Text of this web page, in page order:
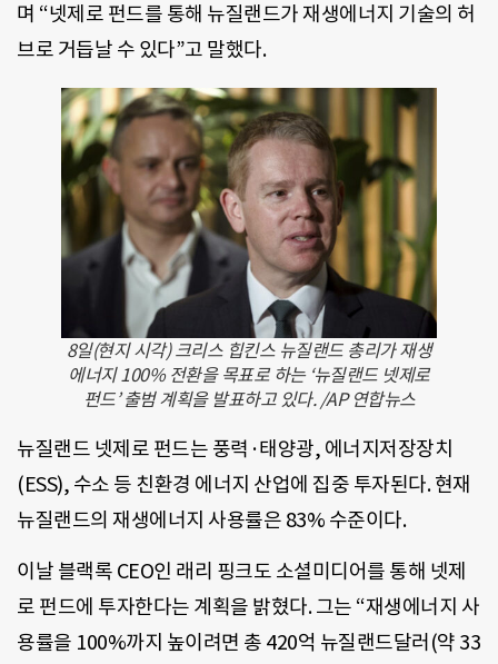
며 “넷제로 펀드를 통해 뉴질랜드가 재생에너지 기술의 허
브로 거듭날 수 있다”고 말했다.
8일(현지 시각) 크리스 힙킨스 뉴질랜드 총리가 재생
에너지 100% 전환을 목표로 하는 ‘뉴질랜드 넷제로
펀드’ 출범 계획을 발표하고 있다. /AP 연합뉴스
뉴질랜드 넷제로 펀드는 풍력·태양광, 에너지저장장치
(ESS), 수소 등 친환경 에너지 산업에 집중 투자된다. 현재
뉴질랜드의 재생에너지 사용률은 83% 수준이다.
이날 블랙록 CEO인 래리 핑크도 소셜미디어를 통해 넷제
로 펀드에 투자한다는 계획을 밝혔다. 그는 “재생에너지 사
용률을 100%까지 높이려면 총 420억 뉴질랜드달러(약 33